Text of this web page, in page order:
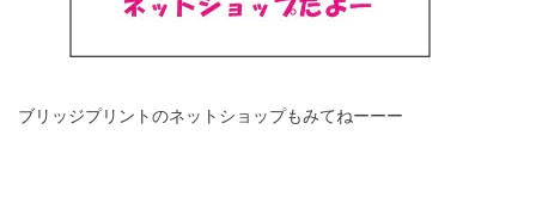
ブリッジプリントのネットショップもみてねーーー